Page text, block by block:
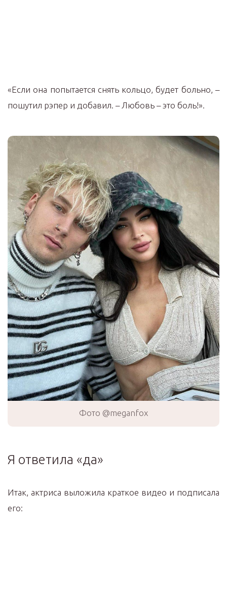
«Если она попытается снять кольцо, будет больно, –
пошутил рэпер и добавил. – Любовь – это боль!».
Фото @meganfox
Я ответила «да»
Итак, актриса выложила краткое видео и подписала
его: